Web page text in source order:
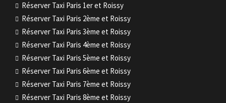
Réserver Taxi Paris 1er et Roissy
Réserver Taxi Paris 2ème et Roissy
Réserver Taxi Paris 3ème et Roissy
Réserver Taxi Paris 4ème et Roissy
Réserver Taxi Paris 5ème et Roissy
Réserver Taxi Paris 6ème et Roissy
Réserver Taxi Paris 7ème et Roissy
Réserver Taxi Paris 8ème et Roissy